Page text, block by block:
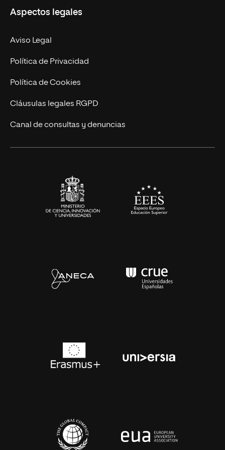
Empresa
MBA
Marketing y Comunicación
Ingeniería
Diseño
Ciencias de la Salud
Nuestro Equipo
Contacto
Aspectos legales
Aviso Legal
Política de Privacidad
Política de Cookies
Cláusulas legales RGPD
Canal de consultas y denuncias